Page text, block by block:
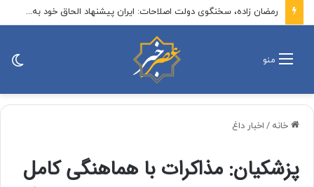
رمضان زاده، سخنگوی دولت اصلاحات: ایران پیشنهاد الحاق خود به توافق مکه را مطرح کند / الان زمان پیشنهاد یک پیمان منطقه‌ای بدون اسرائیل است
منو
خانه / اخبار داغ
پزشکیان: مذاکرات با هماهنگی کامل